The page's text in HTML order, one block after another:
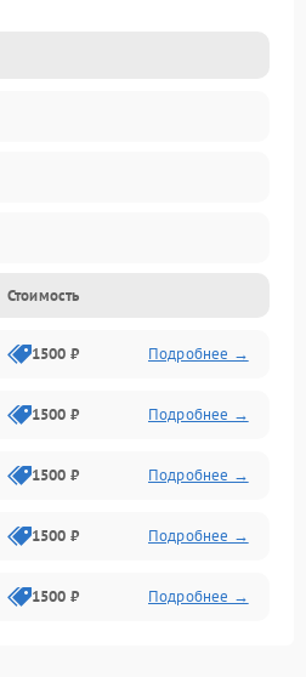
Стоимость
1500 ₽ Подробнее →
1500 ₽ Подробнее →
1500 ₽ Подробнее →
1500 ₽ Подробнее →
1500 ₽ Подробнее →